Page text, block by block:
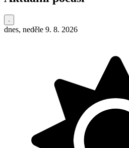
dnes, neděle 9. 8. 2026